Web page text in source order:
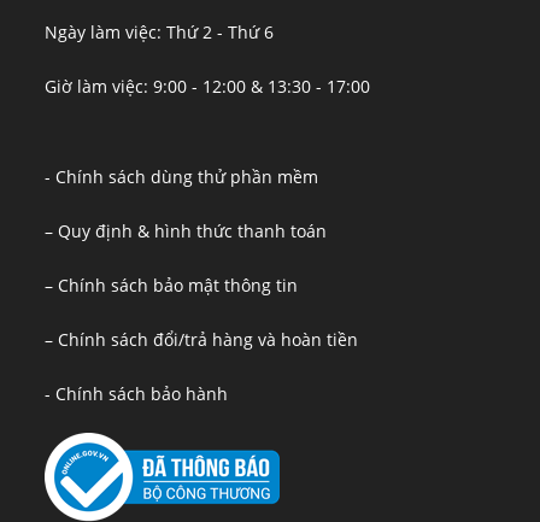
Ngày làm việc: Thứ 2 - Thứ 6
Giờ làm việc: 9:00 - 12:00 & 13:30 - 17:00
- Chính sách dùng thử phần mềm
– Quy định & hình thức thanh toán
– Chính sách bảo mật thông tin
– Chính sách đổi/trả hàng và hoàn tiền
- Chính sách bảo hành